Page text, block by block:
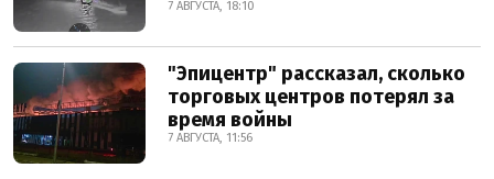
7 АВГУСТА, 18:10
"Эпицентр" рассказал, сколько
торговых центров потерял за
время войны
7 АВГУСТА, 11:56